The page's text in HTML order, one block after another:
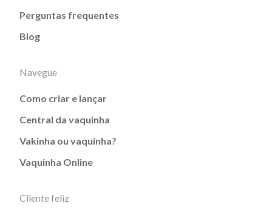
Perguntas frequentes
Blog
Navegue
Como criar e lançar
Central da vaquinha
Vakinha ou vaquinha?
Vaquinha Online
Cliente feliz